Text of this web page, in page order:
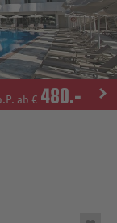
ab € 480.-